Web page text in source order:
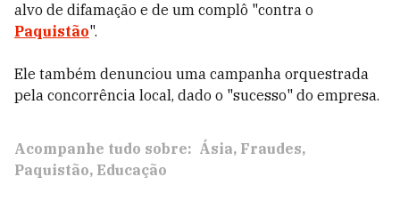
alvo de difamação e de um complô "contra o
Paquistão".
Ele também denunciou uma campanha orquestrada
pela concorrência local, dado o "sucesso" do empresa.
Acompanhe tudo sobre: Ásia Fraudes
Paquistão Educação